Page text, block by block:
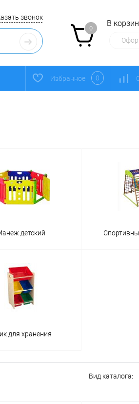
звонок
0
В
Избранное 0
детский
для хранения
Вид каталога: